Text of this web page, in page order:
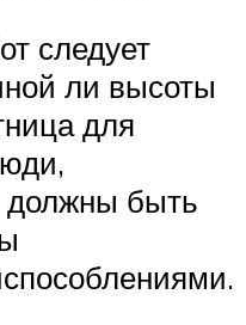
следует
ли высоты
для
должны быть